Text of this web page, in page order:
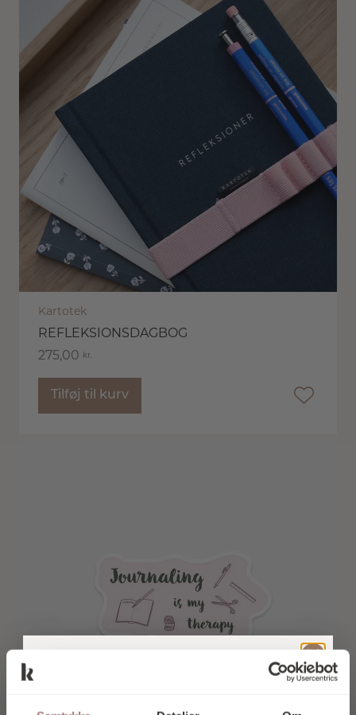
Kartotek
REFLEKSIONSDAGBOG
275,00 kr.
Tilføj til kurv
TILMELD DIG
VORES